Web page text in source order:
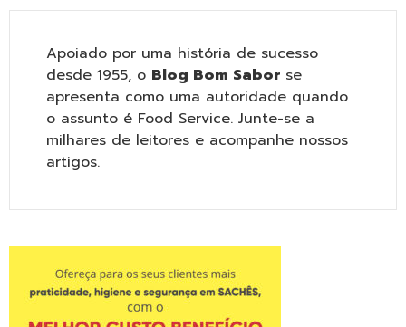
Apoiado por uma história de sucesso
desde 1955, o Blog Bom Sabor se
apresenta como uma autoridade quando
o assunto é Food Service. Junte-se a
milhares de leitores e acompanhe nossos
artigos.